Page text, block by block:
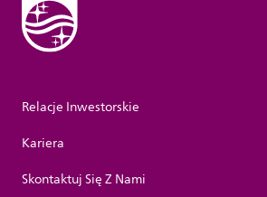
Relacje Inwestorskie
Kariera
Skontaktuj Się Z Nami